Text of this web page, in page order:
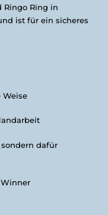
Ring in
ist für ein sicheres
dafür